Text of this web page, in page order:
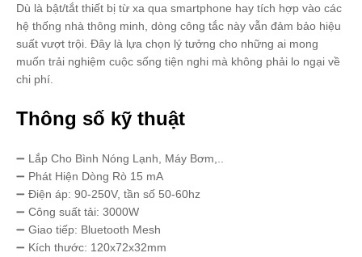
Dù là bật/tắt thiết bị từ xa qua smartphone hay tích hợp vào các
hệ thống nhà thông minh, dòng công tắc này vẫn đảm bảo hiệu
suất vượt trội. Đây là lựa chọn lý tưởng cho những ai mong
muốn trải nghiệm cuộc sống tiện nghi mà không phải lo ngại về
chi phí.
Thông số kỹ thuật
➖ Lắp Cho Bình Nóng Lạnh, Máy Bơm,..
➖ Phát Hiện Dòng Rò 15 mA
➖ Điện áp: 90-250V, tần số 50-60hz
➖ Công suất tải: 3000W
➖ Giao tiếp: Bluetooth Mesh
➖ Kích thước: 120x72x32mm